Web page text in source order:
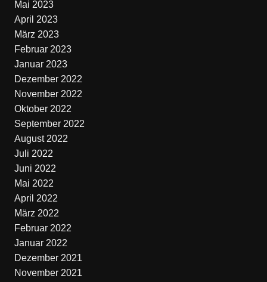
Mai 2023
April 2023
März 2023
Februar 2023
Januar 2023
Dezember 2022
November 2022
Oktober 2022
September 2022
August 2022
Juli 2022
Juni 2022
Mai 2022
April 2022
März 2022
Februar 2022
Januar 2022
Dezember 2021
November 2021